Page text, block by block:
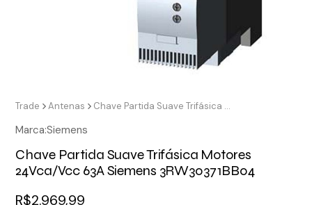
Trade Antenas Chave Partida Suave Trifásica Motores 24Vca/Vcc 63A Siemens 3RW30371BB04
Marca:Siemens
Chave Partida Suave Trifásica Motores
24Vca/Vcc 63A Siemens 3RW30371BB04
R$2.969,99